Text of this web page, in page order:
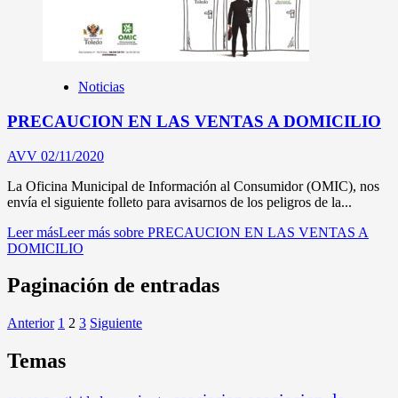
Noticias
PRECAUCION EN LAS VENTAS A DOMICILIO
AVV 02/11/2020
La Oficina Municipal de Información al Consumidor (OMIC), nos
envía el siguiente folleto para avisarnos de los peligros de la...
Leer másLeer más sobre PRECAUCION EN LAS VENTAS A
DOMICILIO
Paginación de entradas
Anterior 1 2 3 Siguiente
Temas